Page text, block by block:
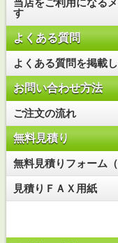
当店をご利用になる
す
よくある質問
よくある質問を掲載
お問い合わせ方法
ご注文の流れ
無料見積り
無料見積りフォーム
見積りＦＡＸ用紙